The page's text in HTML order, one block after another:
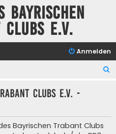
Bayrischen
e.V.
Anmelden
Clubs e.V. -
Bayrischen Trabant Clubs